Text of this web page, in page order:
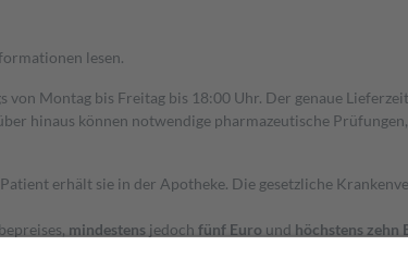
lesen.
Montag bis Freitag bis 18:00 Uhr. Der genaue
hinaus können notwendige pharmazeutische
erhält sie in der Apotheke. Die gesetzliche
mindestens jedoch fünf Euro und höchstens zehn